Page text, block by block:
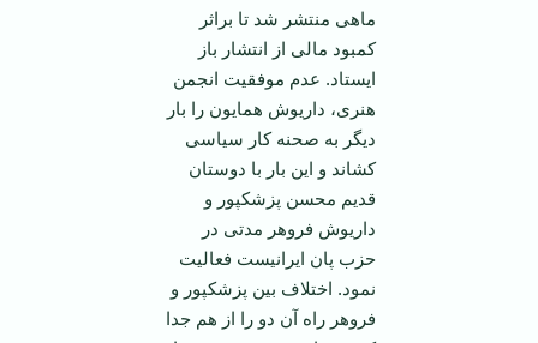
ماهی منتشر شد تا براثر
کمبود مالی از انتشار باز
ایستاد. عدم موفقیت انجمن
هنری، داریوش همایون را بار
دیگر به صحنه کار سیاسی
کشاند و این بار با دوستان
قدیم محسن پزشکپور و
داریوش فروهر مدتی در
حزب پان ایرانیست فعالیت
نمود. اختلاف بین پزشکپور و
فروهر راه آن دو را از هم جدا